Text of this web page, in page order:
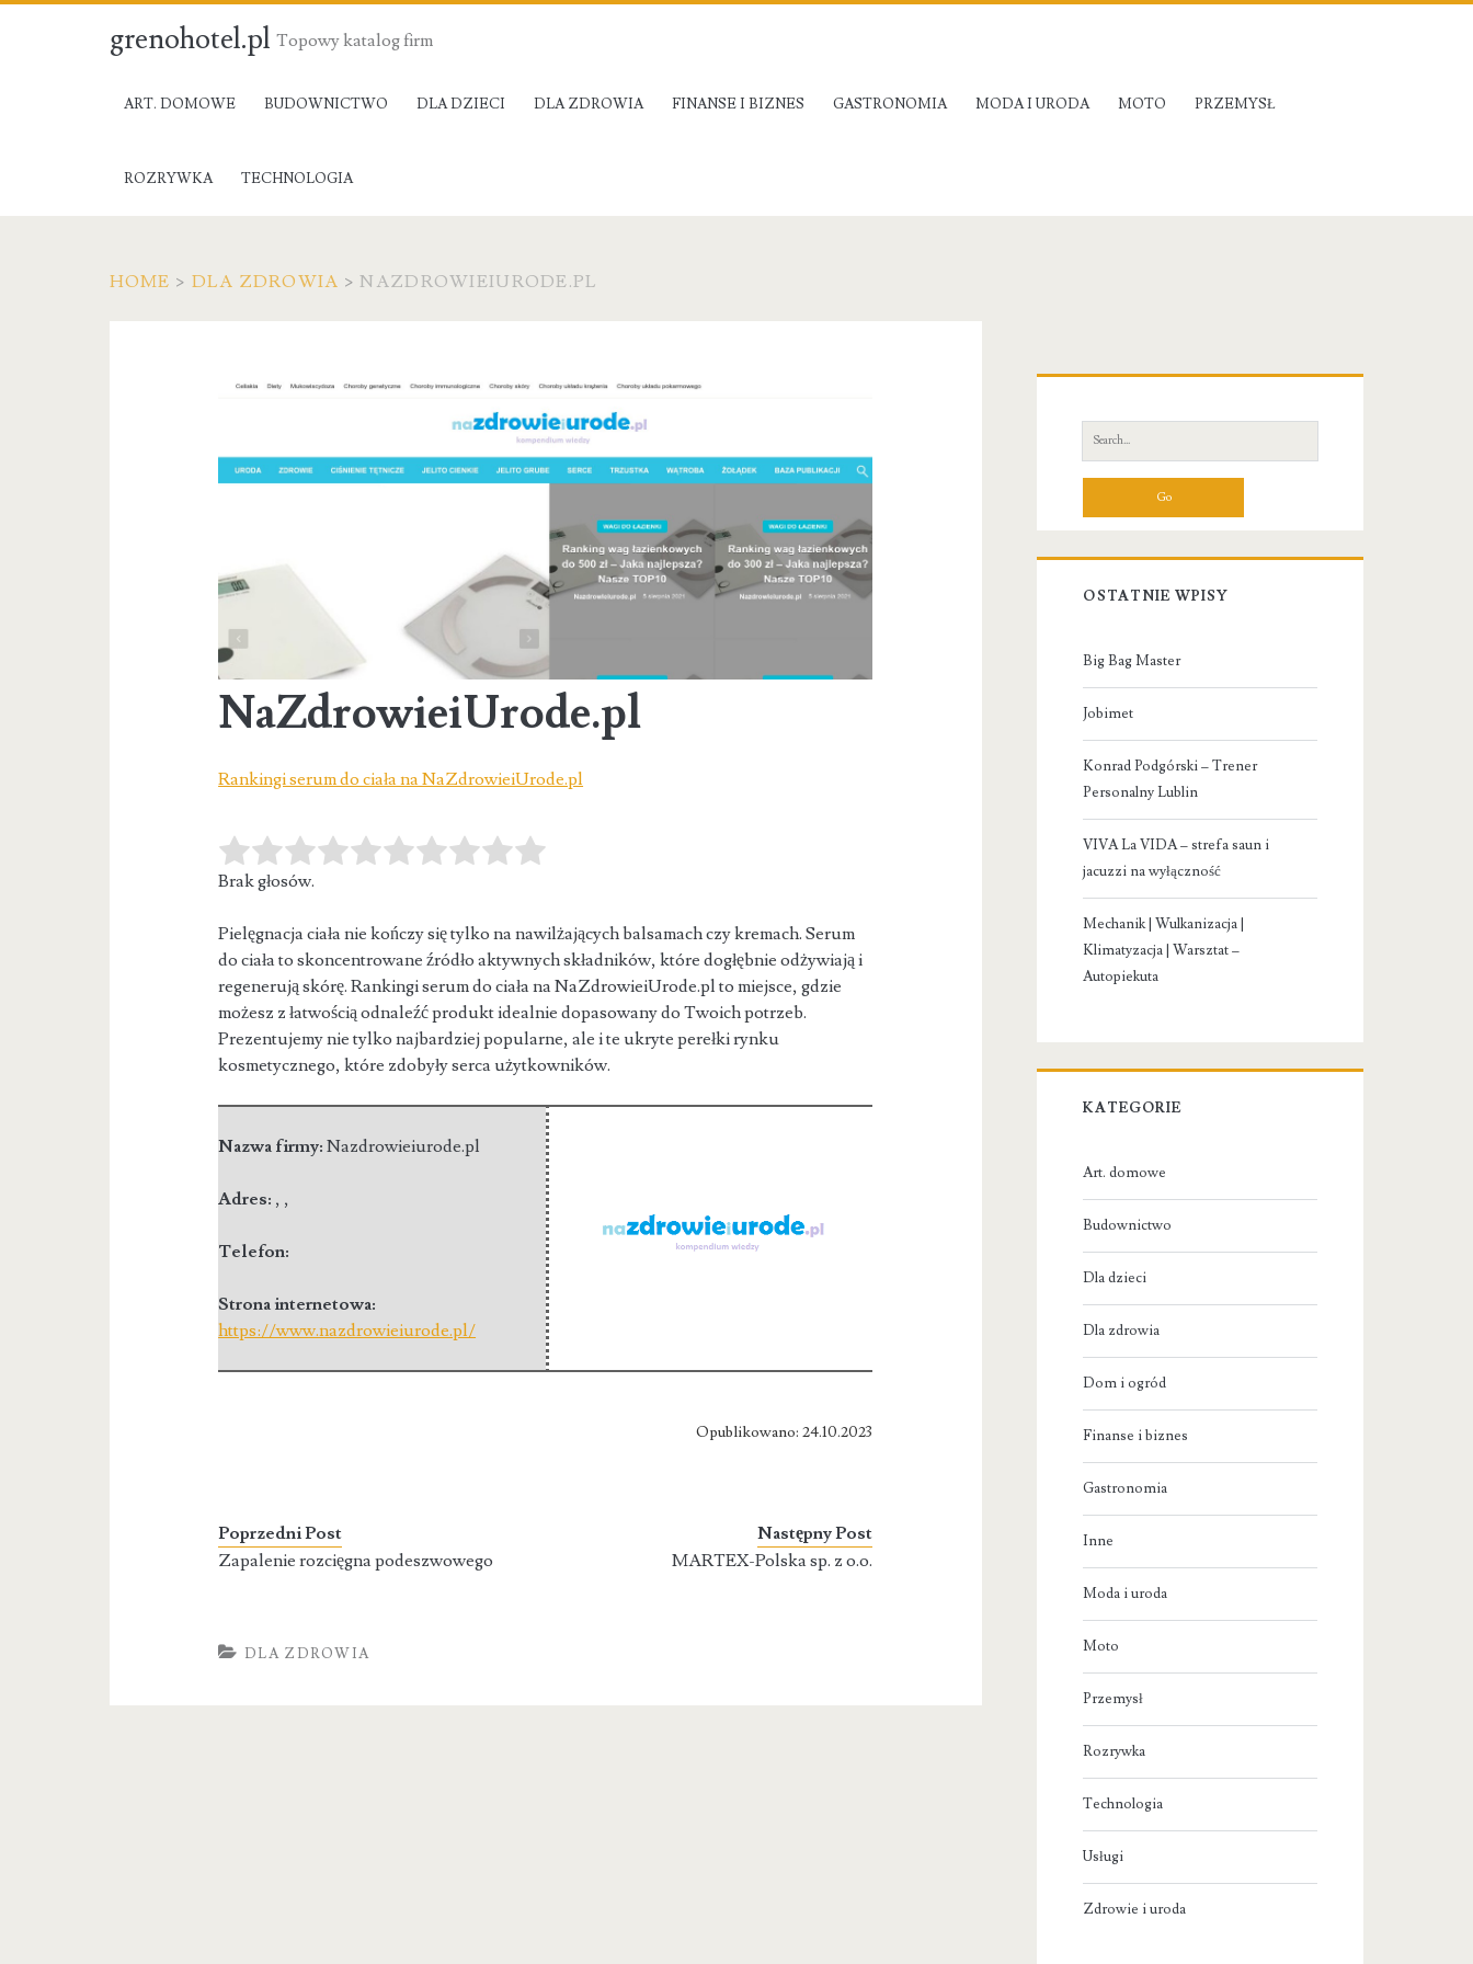
grenohotel.pl Topowy katalog firm
ART. DOMOWE BUDOWNICTWO DLA DZIECI DLA ZDROWIA FINANSE I BIZNES GASTRONOMIA MODA I URODA MOTO PRZEMYSŁ
ROZRYWKA TECHNOLOGIA
HOME > DLA ZDROWIA >NAZDROWIEIURODE.PL
NaZdrowieiUrode.pl
Rankingi serum do ciała na NaZdrowieiUrode.pl
Brak głosów.
Pielęgnacja ciała nie kończy się tylko na nawilżających balsamach czy kremach. Serum
do ciała to skoncentrowane źródło aktywnych składników, które dogłębnie odżywiają i
regenerują skórę. Rankingi serum do ciała na NaZdrowieiUrode.pl to miejsce, gdzie
możesz z łatwością odnaleźć produkt idealnie dopasowany do Twoich potrzeb.
Prezentujemy nie tylko najbardziej popularne, ale i te ukryte perełki rynku
kosmetycznego, które zdobyły serca użytkowników.
Nazwa firmy:Nazdrowieiurode.pl
Adres: , ,
Telefon:
Strona internetowa:
https://www.nazdrowieiurode.pl/
Opublikowano: 24.10.2023
Poprzedni Post
Zapalenie rozcięgna podeszwowego
Następny Post
MARTEX-Polska sp. z o.o.
DLA ZDROWIA
Sidebar
Search
for:
OSTATNIE WPISY
Big Bag Master
Jobimet
Konrad Podgórski – Trener
Personalny Lublin
VIVA La VIDA – strefa saun i
jacuzzi na wyłączność
Mechanik | Wulkanizacja |
Klimatyzacja | Warsztat –
Autopiekuta
KATEGORIE
Art. domowe
Budownictwo
Dla dzieci
Dla zdrowia
Dom i ogród
Finanse i biznes
Gastronomia
Inne
Moda i uroda
Moto
Przemysł
Rozrywka
Technologia
Usługi
Zdrowie i uroda